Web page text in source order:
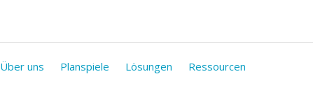
Über uns Planspiele Lösungen Ressourcen